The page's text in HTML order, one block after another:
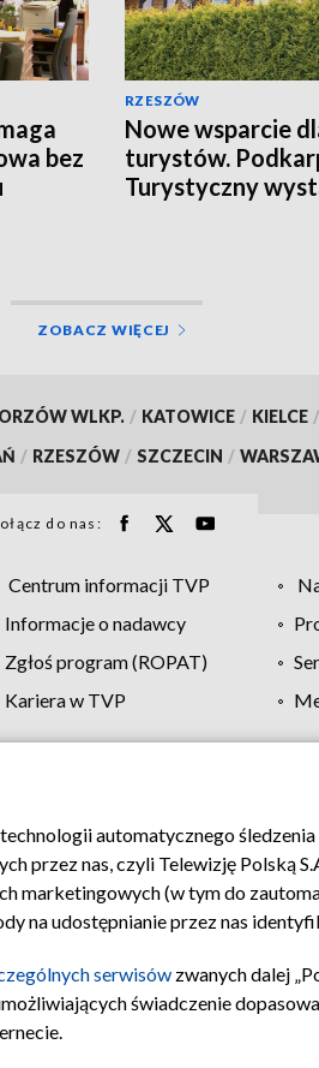
bez
RZESZÓW
Nowe wsparcie
turystów.
Turystyczny
ZOBACZ WIĘCEJ
WLKP. / KATOWICE / KIELCE /
/ RZESZÓW / SZCZECIN /
do nas:
Centrum informacji TVP
Informacje o nadawcy
Zgłoś program (ROPAT)
Kariera w TVP
Moje zgody Pomoc
automatycznego
przez nas, czyli Telewizję Polską
marketingowych (w tym do
na udostępnianie przez nas
serwisów zwanych dalej
świadczenie